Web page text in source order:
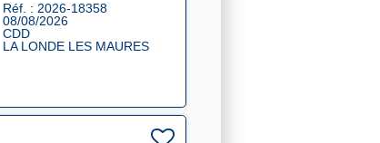
Réf. : 2026-18358
08/08/2026
CDD
LA LONDE LES MAURES